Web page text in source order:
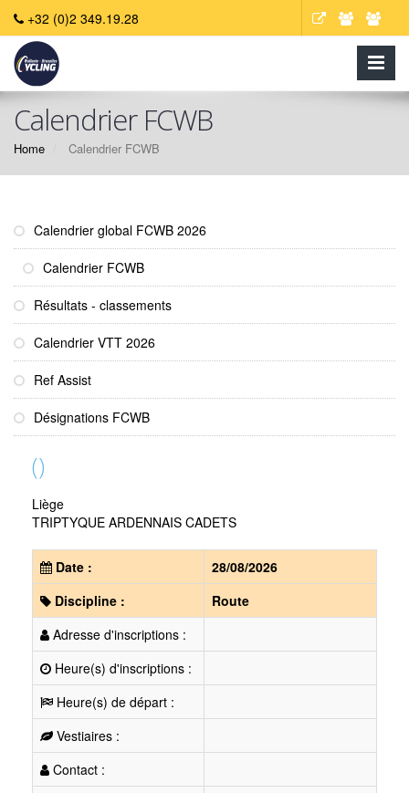
+32 (0)2 349.19.28
Calendrier FCWB
Home Calendrier FCWB
Calendrier global FCWB 2026
Calendrier FCWB
Résultats - classements
Calendrier VTT 2026
Ref Assist
Désignations FCWB
()
Liège
TRIPTYQUE ARDENNAIS CADETS
Date :
28/08/2026
Discipline :
Route
Adresse d'inscriptions :
Heure(s) d'inscriptions :
Heure(s) de départ :
Vestiaires :
Contact :